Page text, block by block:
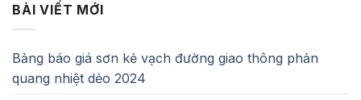
BÀI VIẾT MỚI
Bảng báo giá sơn kẻ vạch đường giao thông phản
quang nhiệt dẻo 2024